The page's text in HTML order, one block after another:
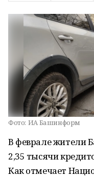
Фото: ИА Башинформ
В феврале жители
2,35 тысячи
Как отмечает